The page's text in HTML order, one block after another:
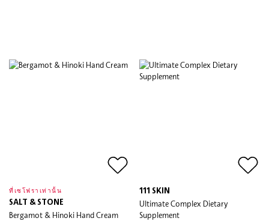
ที่เซโฟราเท่านั้น
SALT & STONE
Bergamot & Hinoki Hand Cream
111 SKIN
Ultimate Complex Dietary
Supplement